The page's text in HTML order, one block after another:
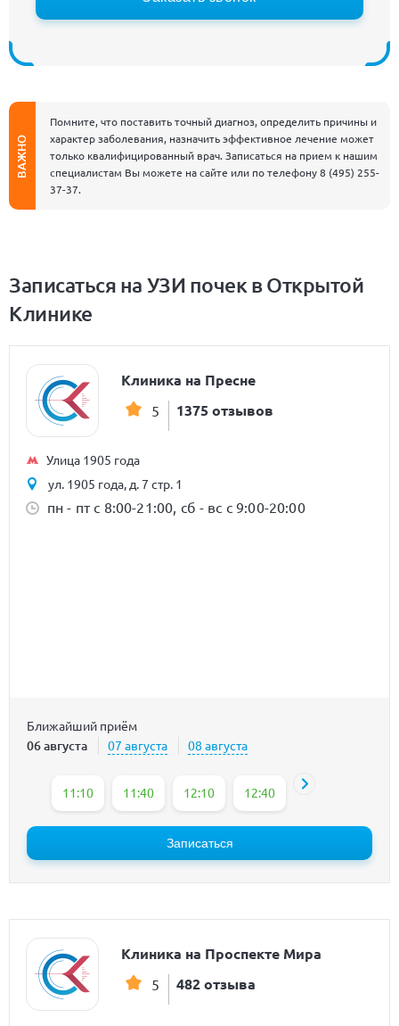
ВАЖНО
Помните, что поставить точный диагноз, определить причины и
характер заболевания, назначить эффективное лечение может
только квалифицированный врач. Записаться на прием к нашим
специалистам Вы можете на сайте или по телефону8 (495) 255-
37-37.
Записаться на УЗИ почек в Открытой
Клинике
Клиника на Пресне
5 1375 отзывов
Улица 1905 года
ул. 1905 года, д. 7 стр. 1
пн - пт с 8:00-21:00, сб - вс с 9:00-20:00
Ближайший приём
06 августа 07 августа 08 августа
11:10 11:40 12:10 12:40 14:00
Записаться
Клиника на Проспекте Мира
5 482 отзыва